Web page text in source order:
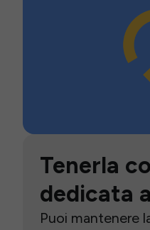
Tenerla
dedicata
Puoi mantenere